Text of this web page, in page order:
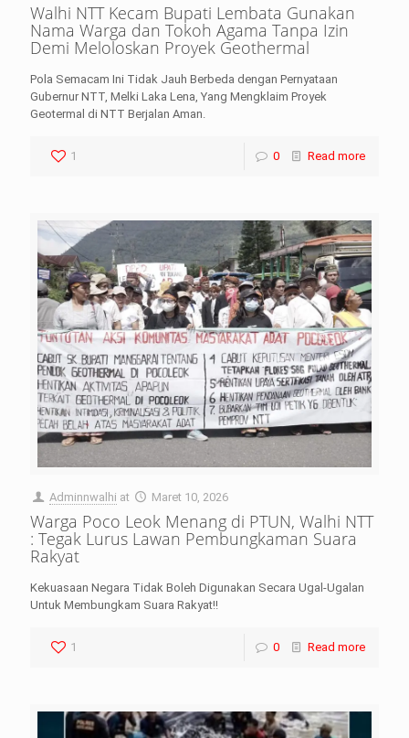
Walhi NTT Kecam Bupati Lembata Gunakan
Nama Warga dan Tokoh Agama Tanpa Izin
Demi Meloloskan Proyek Geothermal
Pola Semacam Ini Tidak Jauh Berbeda dengan Pernyataan
Gubernur NTT, Melki Laka Lena, Yang Mengklaim Proyek
Geotermal di NTT Berjalan Aman.
1 0 Read more
Adminnwalhi at Maret 10, 2026
Warga Poco Leok Menang di PTUN, Walhi NTT
: Tegak Lurus Lawan Pembungkaman Suara
Rakyat
Kekuasaan Negara Tidak Boleh Digunakan Secara Ugal-Ugalan
Untuk Membungkam Suara Rakyat!!
1 0 Read more